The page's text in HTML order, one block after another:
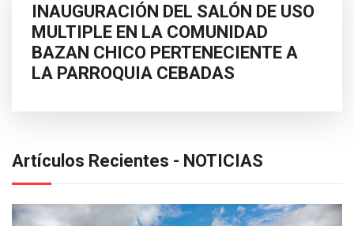
INAUGURACIÓN DEL SALÓN DE USO
MULTIPLE EN LA COMUNIDAD
BAZAN CHICO PERTENECIENTE A
LA PARROQUIA CEBADAS
Artículos Recientes - NOTICIAS